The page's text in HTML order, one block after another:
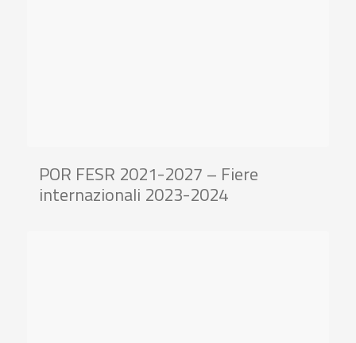
POR FESR 2021-2027 – Fiere
internazionali 2023-2024